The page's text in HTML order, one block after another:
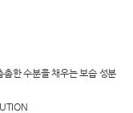
촘한 수분을 채우는 보습 성분